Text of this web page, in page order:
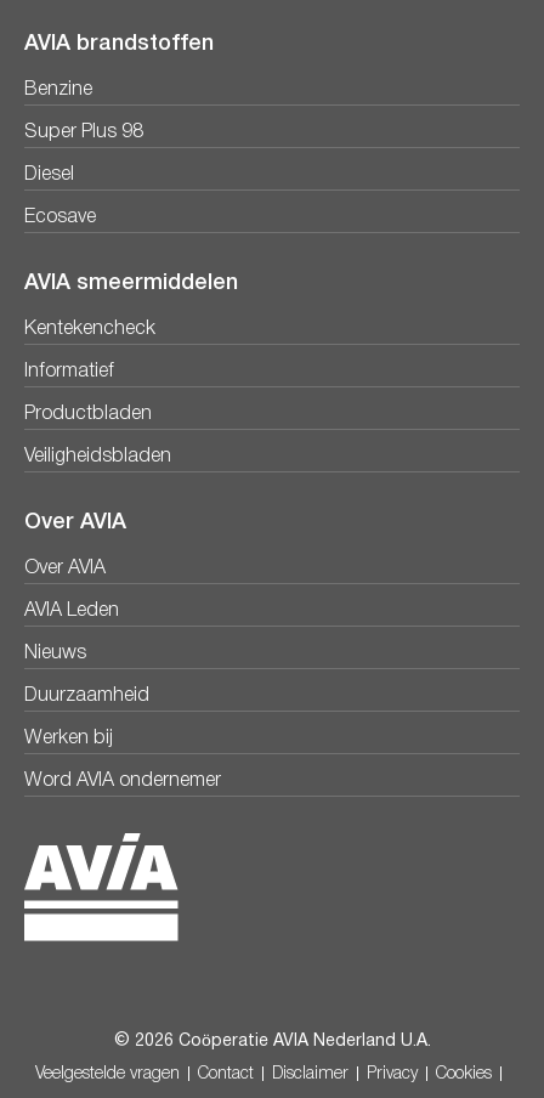
AVIA brandstoffen
Benzine
Super Plus 98
Diesel
Ecosave
AVIA smeermiddelen
Kentekencheck
Informatief
Productbladen
Veiligheidsbladen
Over AVIA
Over AVIA
AVIA Leden
Nieuws
Duurzaamheid
Werken bij
Word AVIA ondernemer
© 2026 Coöperatie AVIA Nederland U.A.
Veelgestelde vragen Contact Disclaimer Privacy Cookies